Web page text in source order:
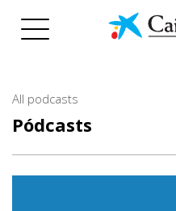
All podcasts
Pódcasts